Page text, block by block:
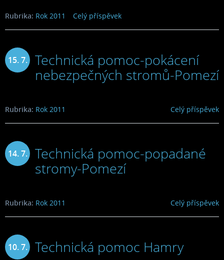
Celý příspěvek
Rubrika: Rok 2011
15. 7.
Technická pomoc-pokácení
nebezpečných stromů-Pomezí
Celý příspěvek
Rubrika: Rok 2011
14. 7.
Technická pomoc-popadané
stromy-Pomezí
Celý příspěvek
Rubrika: Rok 2011
10. 7. Technická pomoc Hamry